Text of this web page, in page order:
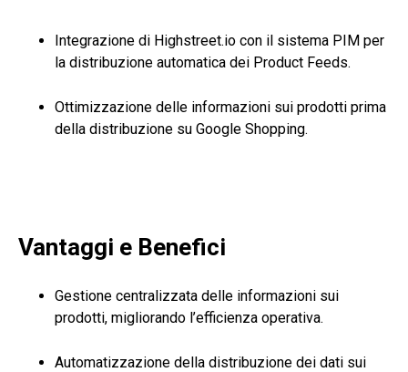
Integrazione di Highstreet.io con il sistema PIM per
la distribuzione automatica dei Product Feeds.
Ottimizzazione delle informazioni sui prodotti prima
della distribuzione su Google Shopping.
Vantaggi e Benefici
Gestione centralizzata delle informazioni sui
prodotti, migliorando l’efficienza operativa.
Automatizzazione della distribuzione dei dati sui